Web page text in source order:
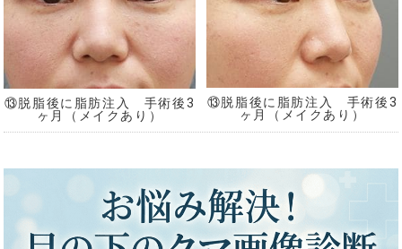
⑬脱脂後に脂肪注入 手術後3
ヶ月（メイクあり）
⑬脱脂後に脂肪注入 手術後3
ヶ月（メイクあり）